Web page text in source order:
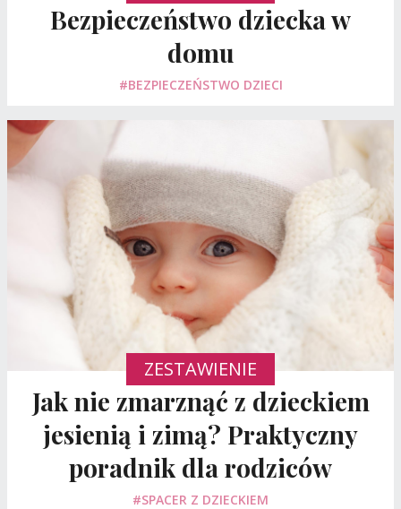
Bezpieczeństwo dziecka w
domu
#BEZPIECZEŃSTWO DZIECI
ZESTAWIENIE
Jak nie zmarznąć z dzieckiem
jesienią i zimą? Praktyczny
poradnik dla rodziców
#SPACER Z DZIECKIEM